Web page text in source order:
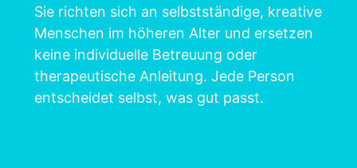
Sie richten sich an selbstständige, kreative
Menschen im höheren Alter und ersetzen
keine individuelle Betreuung oder
therapeutische Anleitung. Jede Person
entscheidet selbst, was gut passt.